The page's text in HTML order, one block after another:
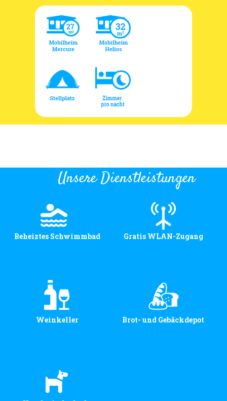
Unsere Dienstleistungen
Beheiztes Schwimmbad Gratis WLAN-Zugang
Weinkeller Brot- und Gebäckdepot